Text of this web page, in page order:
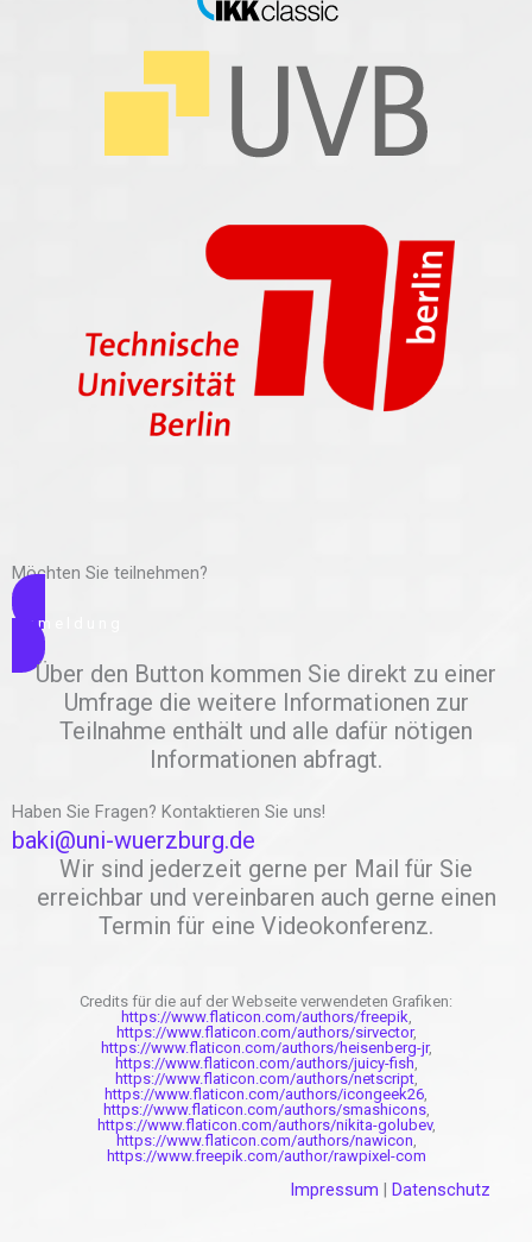
Möchten Sie teilnehmen?
Anmeldung
Über den Button kommen Sie direkt zu einer
Umfrage die weitere Informationen zur
Teilnahme enthält und alle dafür nötigen
Informationen abfragt.
Haben Sie Fragen? Kontaktieren Sie uns!
baki@uni-wuerzburg.de
Wir sind jederzeit gerne per Mail für Sie
erreichbar und vereinbaren auch gerne einen
Termin für eine Videokonferenz.
Credits für die auf der Webseite verwendeten Grafiken:
https://www.flaticon.com/authors/freepik,
https://www.flaticon.com/authors/sirvector,
https://www.flaticon.com/authors/heisenberg-jr,
https://www.flaticon.com/authors/juicy-fish,
https://www.flaticon.com/authors/netscript,
https://www.flaticon.com/authors/icongeek26,
https://www.flaticon.com/authors/smashicons,
https://www.flaticon.com/authors/nikita-golubev,
https://www.flaticon.com/authors/nawicon,
https://www.freepik.com/author/rawpixel-com
Impressum | Datenschutz